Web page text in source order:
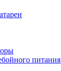
питания